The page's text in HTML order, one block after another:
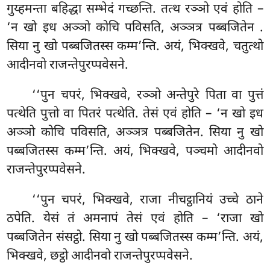
गुय्हमन्ता बहिद्धा सम्भेदं गच्छन्ति. तत्थ रञ्ञो एवं होति –
‘न खो इध अञ्ञो कोचि पविसति, अञ्ञत्र पब्बजितेन .
सिया नु खो पब्बजितस्स कम्म’न्ति. अयं, भिक्खवे, चतुत्थो
आदीनवो राजन्तेपुरप्पवेसने.
‘‘पुन चपरं, भिक्खवे, रञ्ञो अन्तेपुरे पिता वा पुत्तं
पत्थेति पुत्तो वा पितरं पत्थेति. तेसं एवं होति – ‘न खो इध
अञ्ञो कोचि पविसति, अञ्ञत्र पब्बजितेन. सिया नु खो
पब्बजितस्स कम्म’न्ति. अयं, भिक्खवे, पञ्चमो आदीनवो
राजन्तेपुरप्पवेसने.
‘‘पुन चपरं, भिक्खवे, राजा नीचट्ठानियं उच्चे ठाने
ठपेति. येसं तं अमनापं तेसं एवं होति – ‘राजा खो
पब्बजितेन संसट्ठो. सिया नु खो पब्बजितस्स कम्म’न्ति. अयं,
भिक्खवे, छट्ठो आदीनवो राजन्तेपुरप्पवेसने.